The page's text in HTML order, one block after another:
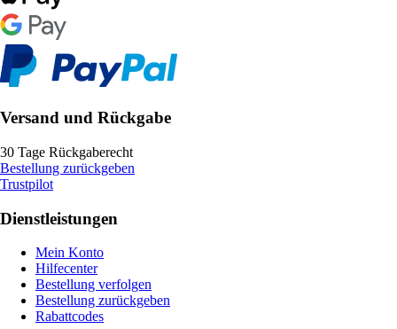
Versand und Rückgabe
30 Tage Rückgaberecht
Bestellung zurückgeben
Trustpilot
Dienstleistungen
Mein Konto
Hilfecenter
Bestellung verfolgen
Bestellung zurückgeben
Rabattcodes